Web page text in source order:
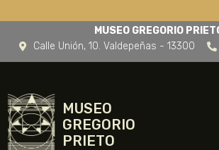
MUSEO GREGORIO
Calle Unión, 10. Valdepeñas - 13300
MUSEO
GREGORIO
PRIETO